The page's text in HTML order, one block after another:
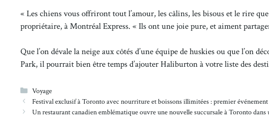
« Les chiens vous offriront tout l’amour, les câlins, les bisous et le rire
propriétaire, à Montréal Express. « Ils ont une joie pure, et aiment
Que l’on dévale la neige aux côtés d’une équipe de huskies ou que l’on
Park, il pourrait bien être temps d’ajouter Haliburton à votre liste des
Catégories
Voyage
Festival exclusif à Toronto avec nourriture et boissons illimitées : premier
Un restaurant canadien emblématique ouvre une nouvelle succursale à Toronto